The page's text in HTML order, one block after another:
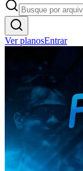
Ver planosEntrar